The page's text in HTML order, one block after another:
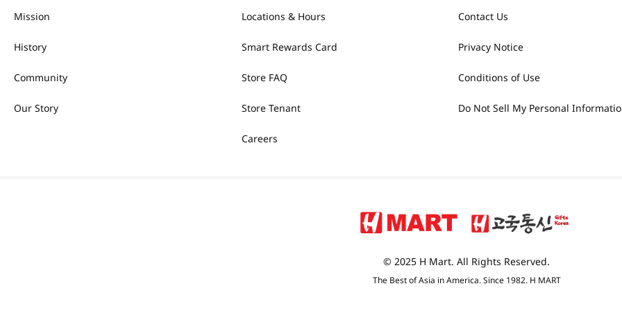
Mission
History
Community
Our Story
Locations & Hours
Smart Rewards Card
Store FAQ
Store Tenant
Careers
Contact Us
Privacy Notice
Conditions of Use
Do Not Sell My Personal
© 2025 H Mart. All Rights Reserved.
The Best of Asia in America. Since 1982. H MART